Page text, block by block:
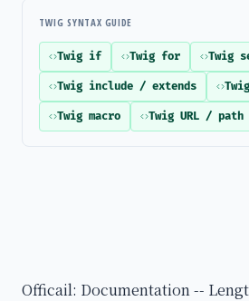
TWIG SYNTAX GUIDE
Twig if Twig for Twig
Twig include / extends
Twig macro Twig URL / path
Officail: Documentation --